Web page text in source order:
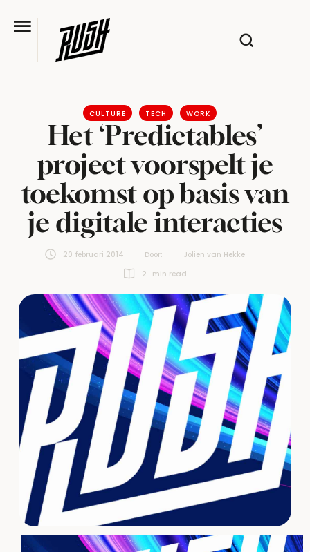
CULTURE TECH WORK
Het ‘Predictables’
project voorspelt je
toekomst op basis van
je digitale interacties
20 februari 2014 Door:
Jolien van Hekke
2
min read